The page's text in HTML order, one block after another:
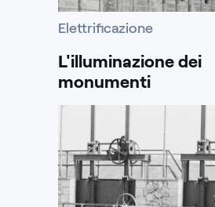
Elettrificazione
L'illuminazione dei
monumenti